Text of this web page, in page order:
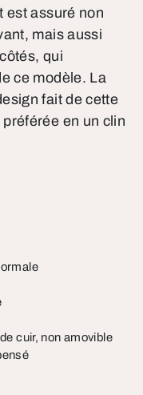
est assuré non
mais aussi
qui
ce modèle. La
fait de cette
en un clin
cuir, non amovible